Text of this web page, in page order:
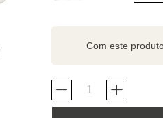
Com este